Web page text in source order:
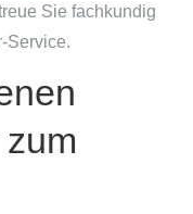
Sie fachkundig
Service.